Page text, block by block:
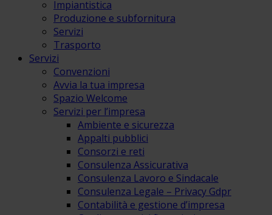
Impiantistica
Produzione e subfornitura
Servizi
Trasporto
Servizi
Convenzioni
Avvia la tua impresa
Spazio Welcome
Servizi per l’impresa
Ambiente e sicurezza
Appalti pubblici
Consorzi e reti
Consulenza Assicurativa
Consulenza Lavoro e Sindacale
Consulenza Legale – Privacy Gdpr
Contabilità e gestione d’impresa